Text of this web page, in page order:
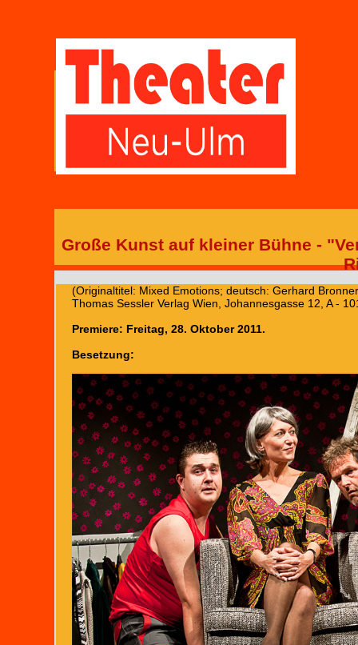
Große Kunst auf kleiner Bühne -
(Originaltitel: Mixed Emotions; deutsch: Gerhard
Thomas Sessler Verlag Wien, Johannesgasse 12, A -
Premiere: Freitag, 28. Oktober 2011.
Besetzung: